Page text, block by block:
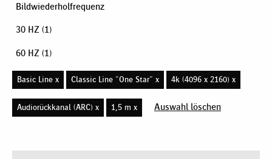
Bildwiederholfrequenz
30 HZ (1)
60 HZ (1)
Basic Line x Classic Line "One Star" x 4k (4096 x 2160) x
Audiorückkanal (ARC) x 1,5 m x Auswahl löschen